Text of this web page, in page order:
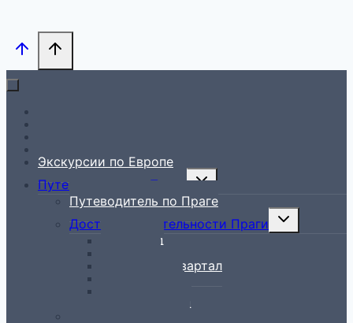
Экскурсии по Европе
Путеводитель по Праге
Toggle
menu
Путеводитель по Праге
Достопримечательности Праги
Toggle
Вышеград
Еврейский квартал
Старый Город